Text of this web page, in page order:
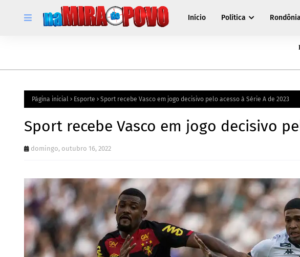
Início Política Rondônia
Página inicial Esporte Sport recebe Vasco em jogo decisivo pelo acesso à Série A de 2023
Sport recebe Vasco em jogo decisivo
domingo, outubro 16, 2022